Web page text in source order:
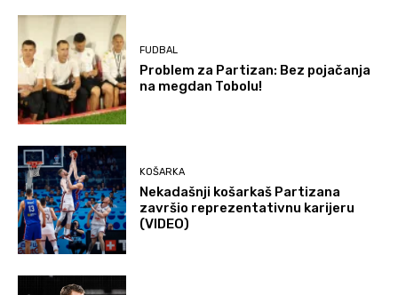
FUDBAL
Problem za Partizan: Bez pojačanja
na megdan Tobolu!
KOŠARKA
Nekadašnji košarkaš Partizana
završio reprezentativnu karijeru
(VIDEO)